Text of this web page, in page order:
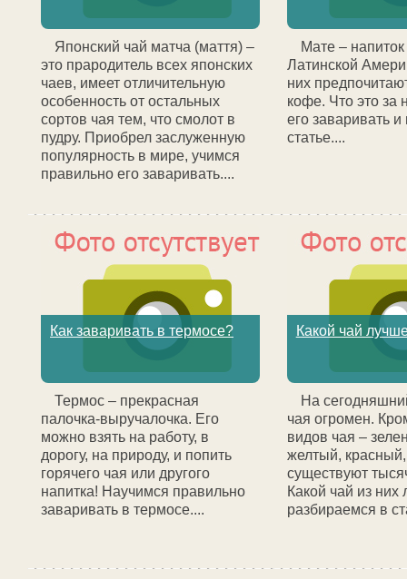
Японский чай матча (маття) –
это прародитель всех японских
чаев, имеет отличительную
особенность от остальных
сортов чая тем, что смолот в
пудру. Приобрел заслуженную
популярность в мире, учимся
правильно его заваривать....
Мате –
Латинской
них
кофе. Что это за
его заваривать и
статье....
Как заваривать в термосе?
Термос – прекрасная
палочка-выручалочка. Его
можно взять на работу, в
дорогу, на природу, и попить
горячего чая или другого
напитка! Научимся правильно
заваривать в термосе....
Какой чай
На
чая огромен.
видов чая –
желтый,
существуют
Какой чай из них
разбираемся в